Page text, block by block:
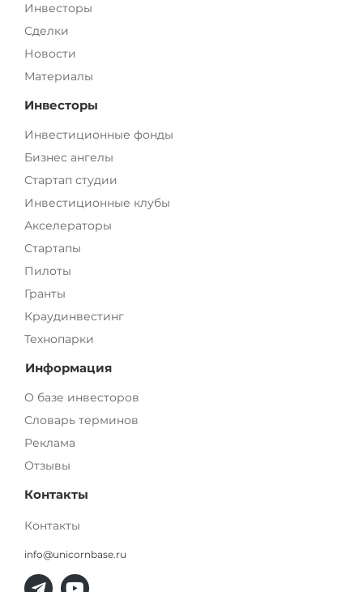
Инвесторы
Сделки
Новости
Материалы
Инвесторы
Инвестиционные фонды
Бизнес ангелы
Стартап студии
Инвестиционные клубы
Акселераторы
Стартапы
Пилоты
Гранты
Краудинвестинг
Технопарки
Информация
О базе инвесторов
Словарь терминов
Реклама
Отзывы
Контакты
Контакты
info@unicornbase.ru